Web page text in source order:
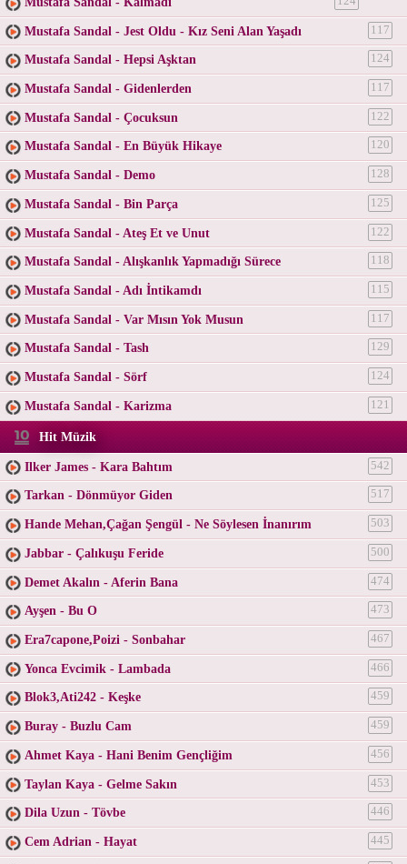
Mustafa Sandal - Jest Oldu - Kız Seni Alan Yaşadı 117
Mustafa Sandal - Hepsi Aşktan 124
Mustafa Sandal - Gidenlerden 117
Mustafa Sandal - Çocuksun 122
Mustafa Sandal - En Büyük Hikaye 120
Mustafa Sandal - Demo 128
Mustafa Sandal - Bin Parça 125
Mustafa Sandal - Ateş Et ve Unut 122
Mustafa Sandal - Alışkanlık Yapmadığı Sürece 118
Mustafa Sandal - Adı İntikamdı 115
Mustafa Sandal - Var Mısın Yok Musun 117
Mustafa Sandal - Tash 129
Mustafa Sandal - Sörf 124
Mustafa Sandal - Karizma 121
Hit Müzik
Ilker James - Kara Bahtım 542
Tarkan - Dönmüyor Giden 517
Hande Mehan,Çağan Şengül - Ne Söylesen İnanırım 503
Jabbar - Çalıkuşu Feride 500
Demet Akalın - Aferin Bana 474
Ayşen - Bu O 473
Era7capone,Poizi - Sonbahar 467
Yonca Evcimik - Lambada 466
Blok3,Ati242 - Keşke 459
Buray - Buzlu Cam 459
Ahmet Kaya - Hani Benim Gençliğim 456
Taylan Kaya - Gelme Sakın 453
Dila Uzun - Tövbe 446
Cem Adrian - Hayat 445